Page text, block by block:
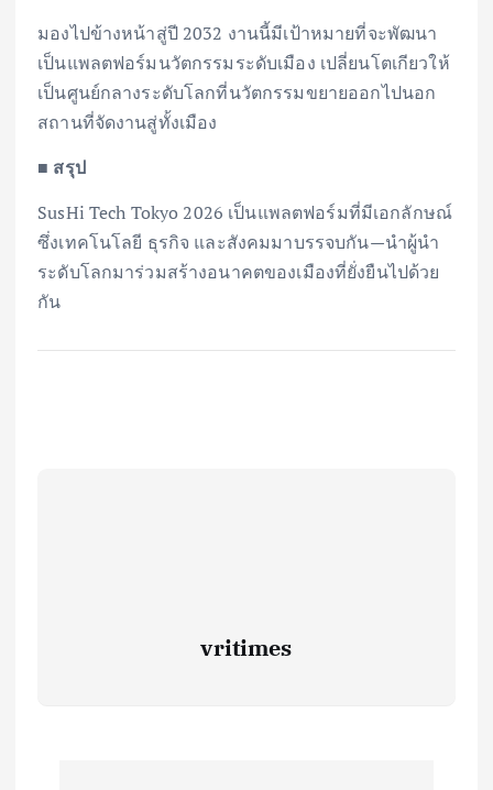
มองไปข้างหน้าสู่ปี 2032 งานนี้มีเป้าหมายที่จะพัฒนา
เป็นแพลตฟอร์มนวัตกรรมระดับเมือง เปลี่ยนโตเกียวให้
เป็นศูนย์กลางระดับโลกที่นวัตกรรมขยายออกไปนอก
สถานที่จัดงานสู่ทั้งเมือง
■ สรุป
SusHi Tech Tokyo 2026 เป็นแพลตฟอร์มที่มีเอกลักษณ์
ซึ่งเทคโนโลยี ธุรกิจ และสังคมมาบรรจบกัน—นำผู้นำ
ระดับโลกมาร่วมสร้างอนาคตของเมืองที่ยั่งยืนไปด้วย
กัน
vritimes